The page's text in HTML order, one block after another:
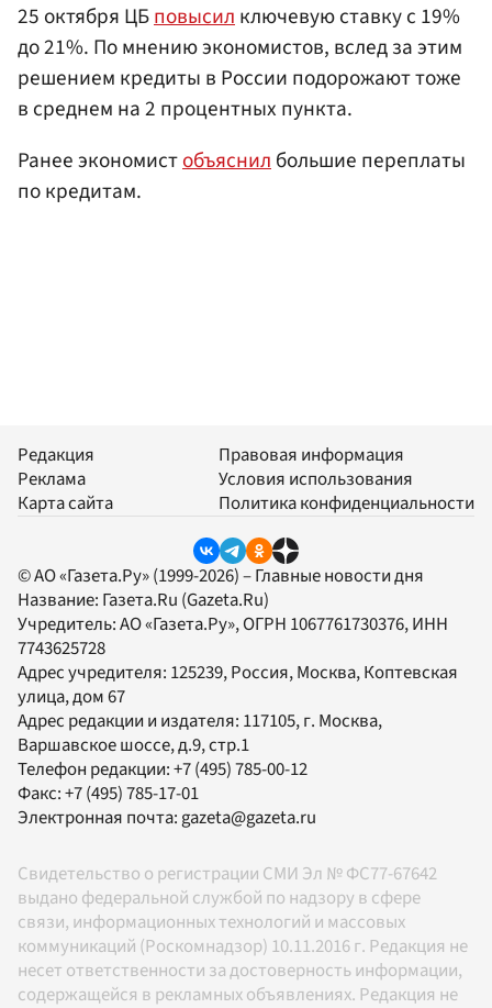
25 октября ЦБповысилключевую ставку с 19%
до 21%. По мнению экономистов, вслед за этим
решением кредиты в России подорожают тоже
в среднем на 2 процентных пункта.
Ранее экономистобъяснилбольшие переплаты
по кредитам.
Редакция
Реклама
Карта сайта
Правовая информация
Условия использования
Политика конфиденциальности
© АО «Газета.Ру» (1999-2026) – Главные новости дня
Название: Газета.Ru (Gazeta.Ru)
Учредитель:АО «Газета.Ру», ОГРН 1067761730376, ИНН
7743625728
Адрес учредителя: 125239, Россия, Москва, Коптевская
улица, дом 67
Адрес редакции и издателя: 117105, г. Москва,
Варшавское шоссе, д.9, стр.1
Телефон редакции:+7 (495) 785-00-12
Факс:+7 (495) 785-17-01
Электронная почта: gazeta@gazeta.ru
Свидетельство о регистрации СМИ Эл № ФС77-67642
выдано федеральной службой по надзору в сфере
связи, информационных технологий и массовых
коммуникаций (Роскомнадзор) 10.11.2016 г. Редакция не
несет ответственности за достоверность информации,
содержащейся в рекламных объявлениях. Редакция не